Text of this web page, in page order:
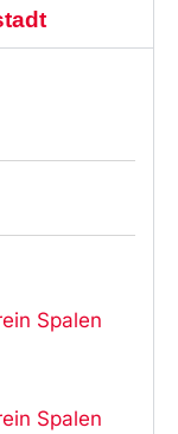
Spalen
Spalen